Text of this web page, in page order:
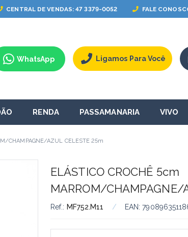
CENTRALDE VENDAS: 47 3379-0052 FALE
Ligamos Para Você
WhatsApp
RENDA PASSAMANARIA VIVO
CHAMPAGNE/AZUL CELESTE 25m
ELÁSTICO CROCHÊ 5cm
MARROM/CHAMPAGNE/
Ref.: MF752.M11 / EAN: